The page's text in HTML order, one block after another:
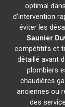
optimal
d'intervention
éviter les
Saunier
compétitifs et
détaillé avant
plombiers
chaudières
anciennes ou
des